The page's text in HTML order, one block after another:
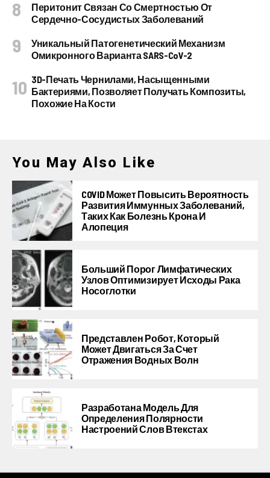
Перитонит Связан Со Смертностью От
Сердечно-Сосудистых Заболеваний
Уникальный Патогенетический Механизм
Омикронного Варианта SARS-CoV-2
3D-Печать Чернилами, Насыщенными
Бактериями, Позволяет Получать Композиты,
Похожие На Кости
You May Also Like
COVID Может Повысить Вероятность
Развития Иммунных Заболеваний,
Таких Как Болезнь Крона И
Алопеция
Больший Порог Лимфатических
Узлов Оптимизирует Исходы Рака
Носоглотки
Представлен Робот, Который
Может Двигаться За Счет
Отражения Водных Волн
Разработана Модель Для
Определения Полярности
Настроений Слов Втекстах